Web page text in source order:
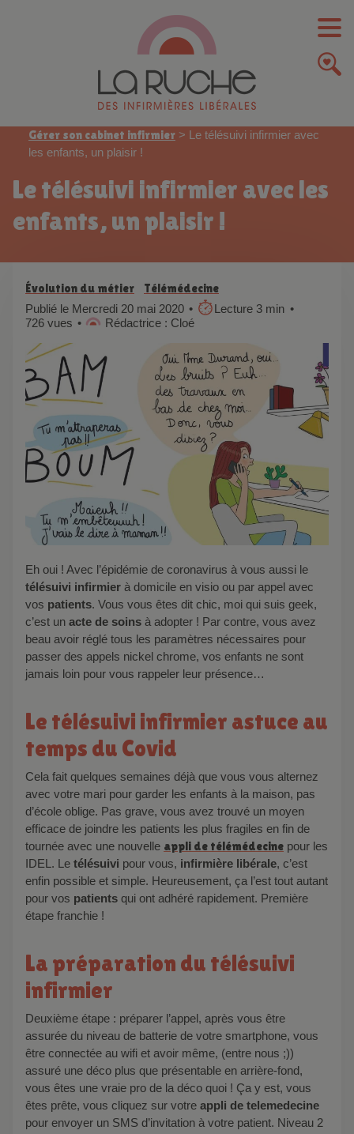
Gérer son cabinet infirmier > Le télésuivi infirmier avec
les enfants, un plaisir !
Le télésuivi infirmier avec les
enfants, un plaisir !
Évolution du métier
Télémédecine
Publié le Mercredi 20 mai 2020
Lecture 3 min
726 vues
Rédactrice : Cloé
Eh oui ! Avec l’épidémie de coronavirus à vous aussi le
télésuivi infirmier à domicile en visio ou par appel avec
vos patients. Vous vous êtes dit chic, moi qui suis geek,
c’est un acte de soins à adopter ! Par contre, vous avez
beau avoir réglé tous les paramètres nécessaires pour
passer des appels nickel chrome, vos enfants ne sont
jamais loin pour vous rappeler leur présence…
Le télésuivi infirmier astuce au
temps du Covid
Cela fait quelques semaines déjà que vous vous alternez
avec votre mari pour garder les enfants à la maison, pas
d’école oblige. Pas grave, vous avez trouvé un moyen
efficace de joindre les patients les plus fragiles en fin de
tournée avec une nouvelle appli de télémédecine pour les
IDEL. Le télésuivi pour vous, infirmière libérale, c’est
enfin possible et simple. Heureusement, ça l’est tout autant
pour vos patients qui ont adhéré rapidement. Première
étape franchie !
La préparation du télésuivi
infirmier
Deuxième étape : préparer l’appel, après vous être
assurée du niveau de batterie de votre smartphone, vous
être connectée au wifi et avoir même, (entre nous ;))
assuré une déco plus que présentable en arrière-fond,
vous êtes une vraie pro de la déco quoi ! Ça y est, vous
êtes prête, vous cliquez sur votre appli de telemedecine
pour envoyer un SMS d’invitation à votre patient. Niveau 2